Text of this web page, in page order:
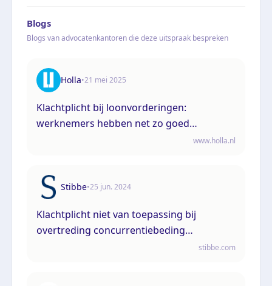
Blogs
Blogs van advocatenkantoren die deze uitspraak bespreken
Holla•21 mei 2025
Klachtplicht bij loonvorderingen:
werknemers hebben net zo goed
www.holla.nl
Stibbe•25 jun. 2024
Klachtplicht niet van toepassing bij
overtreding concurrentiebeding
stibbe.com